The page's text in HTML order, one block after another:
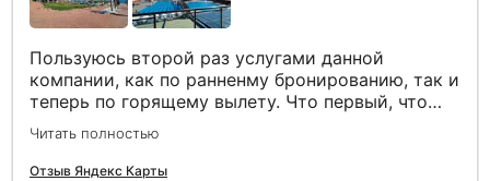
Пользуюсь второй раз услугами данной
компании, как по ранненму бронированию, так и
теперь по горящему вылету. Что первый, что
второй раз путёвки подобраны под наши
индивидуальные запросы идеально. Работаем с
менеджером Анной Макеевой, всегда на связи,
Читать полностью
Отзыв Яндекс Карты